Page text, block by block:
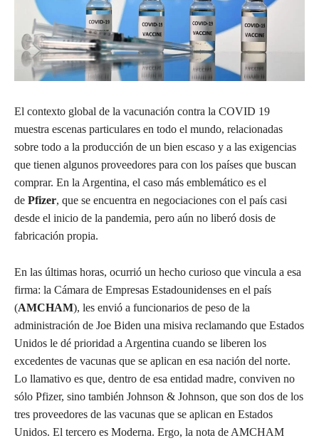
El contexto global de la vacunación contra la COVID 19
muestra escenas particulares en todo el mundo, relacionadas
sobre todo a la producción de un bien escaso y a las exigencias
que tienen algunos proveedores para con los países que buscan
comprar. En la Argentina, el caso más emblemático es el
de Pfizer, que se encuentra en negociaciones con el país casi
desde el inicio de la pandemia, pero aún no liberó dosis de
fabricación propia.
En las últimas horas, ocurrió un hecho curioso que vincula a esa
firma: la Cámara de Empresas Estadounidenses en el país
(AMCHAM), les envió a funcionarios de peso de la
administración de Joe Biden una misiva reclamando que Estados
Unidos le dé prioridad a Argentina cuando se liberen los
excedentes de vacunas que se aplican en esa nación del norte.
Lo llamativo es que, dentro de esa entidad madre, conviven no
sólo Pfizer, sino también Johnson & Johnson, que son dos de los
tres proveedores de las vacunas que se aplican en Estados
Unidos. El tercero es Moderna. Ergo, la nota de AMCHAM